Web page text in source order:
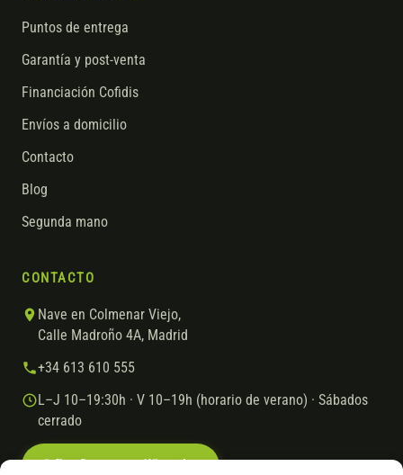
Puntos de entrega
Garantía y post-venta
Financiación Cofidis
Envíos a domicilio
Contacto
Blog
Segunda mano
CONTACTO
Nave en Colmenar Viejo,
Calle Madroño 4A, Madrid
+34 613 610 555
L–J 10–19:30h · V 10–19h (horario de verano) · Sábados
cerrado